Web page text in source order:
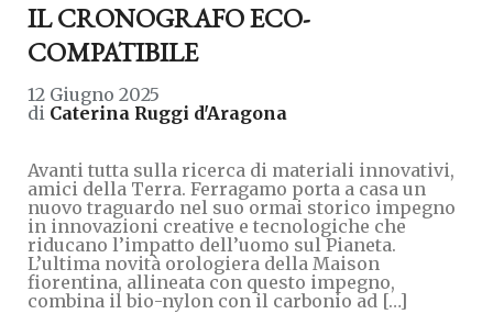
IL CRONOGRAFO ECO-
COMPATIBILE
12 Giugno 2025
di Caterina Ruggi d'Aragona
Avanti tutta sulla ricerca di materiali innovativi,
amici della Terra. Ferragamo porta a casa un
nuovo traguardo nel suo ormai storico impegno
in innovazioni creative e tecnologiche che
riducano l’impatto dell’uomo sul Pianeta.
L’ultima novità orologiera della Maison
fiorentina, allineata con questo impegno,
combina il bio-nylon con il carbonio ad […]